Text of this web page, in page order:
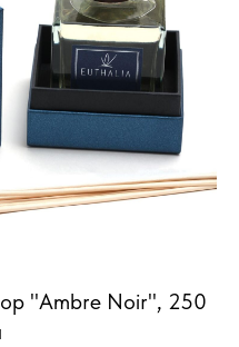
"Ambre Noir", 250